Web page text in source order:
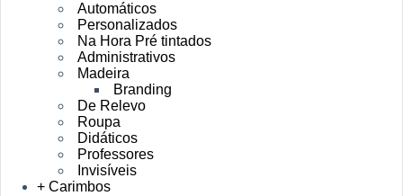
Automáticos
Personalizados
Na Hora Pré tintados
Administrativos
Madeira
Branding
De Relevo
Roupa
Didáticos
Professores
Invisíveis
+ Carimbos